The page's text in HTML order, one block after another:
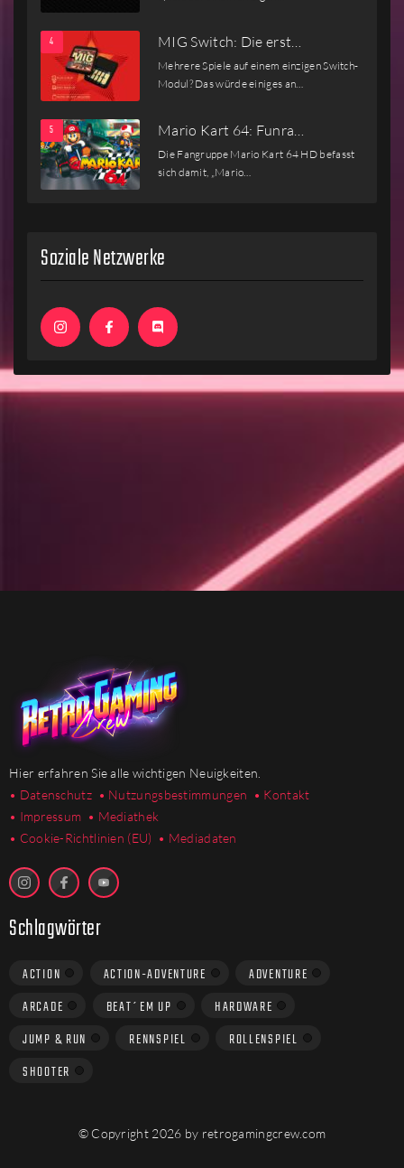
MIG Switch: Die erst…
Mehrere Spiele auf einem einzigen Switch-
Modul? Das würde einiges an…
Mario Kart 64: Funra…
Die Fangruppe Mario Kart 64 HD befasst
sich damit, „Mario…
Soziale Netzwerke
Hier erfahren Sie alle wichtigen Neuigkeiten.
• Datenschutz • Nutzungsbestimmungen • Kontakt
• Impressum • Mediathek
• Cookie-Richtlinien (EU) • Mediadaten
Schlagwörter
ACTION ACTION-ADVENTURE
ADVENTURE
ARCADE
BEAT´EM UP
HARDWARE
JUMP & RUN
RENNSPIEL
ROLLENSPIEL
SHOOTER
© Copyright 2026 by retrogamingcrew.com